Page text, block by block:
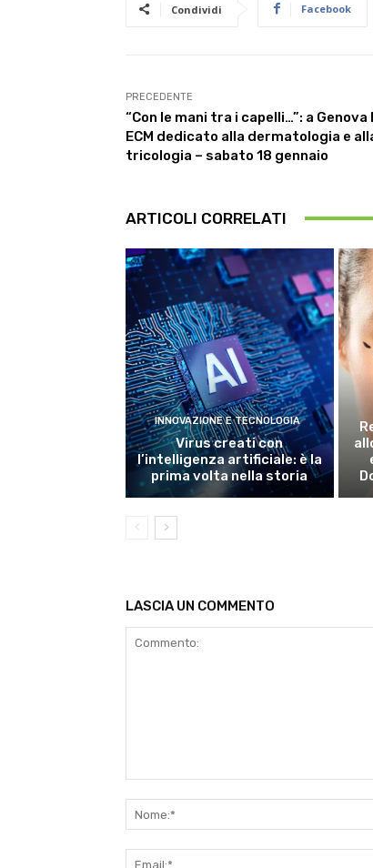
Condividi Facebook
PRECEDENTE
“Con le mani tra i capelli…”: a Genova
ECM dedicato alla dermatologia e
tricologia – sabato 18 gennaio
ARTICOLI CORRELATI
INNOVAZIONE E TECNOLOGIA
Virus creati con
l’intelligenza artificiale: è la
prima volta nella storia
LASCIA UN COMMENTO